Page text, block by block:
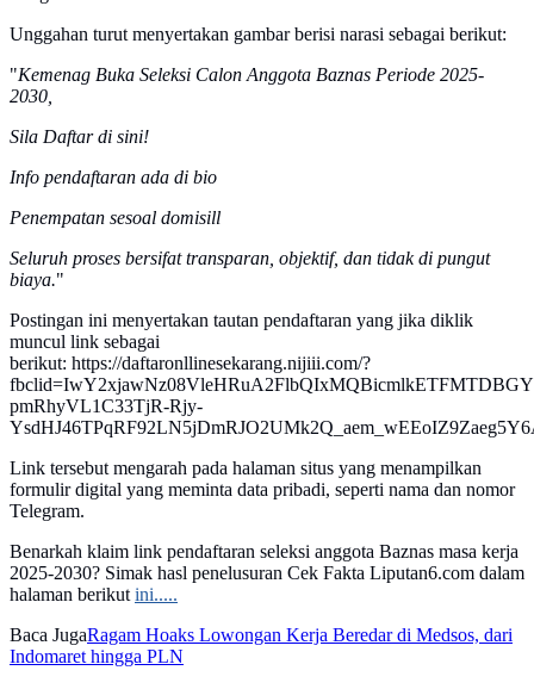
Unggahan turut menyertakan gambar berisi narasi sebagai berikut:
"Kemenag Buka Seleksi Calon Anggota Baznas Periode 2025-
2030,
Sila Daftar di sini!
Info pendaftaran ada di bio
Penempatan sesoal domisill
Seluruh proses bersifat transparan, objektif, dan tidak di pungut
biaya."
Postingan ini menyertakan tautan pendaftaran yang jika diklik
muncul link sebagai
berikut: https://daftaronllinesekarang.nijiii.com/?
pmRhyVL1C33TjR-Rjy-
Link tersebut mengarah pada halaman situs yang menampilkan
formulir digital yang meminta data pribadi, seperti nama dan nomor
Telegram.
Benarkah klaim link pendaftaran seleksi anggota Baznas masa kerja
2025-2030? Simak hasl penelusuran Cek Fakta Liputan6.com dalam
halaman berikut ini.....
Baca JugaRagam Hoaks Lowongan Kerja Beredar di Medsos, dari
Indomaret hingga PLN